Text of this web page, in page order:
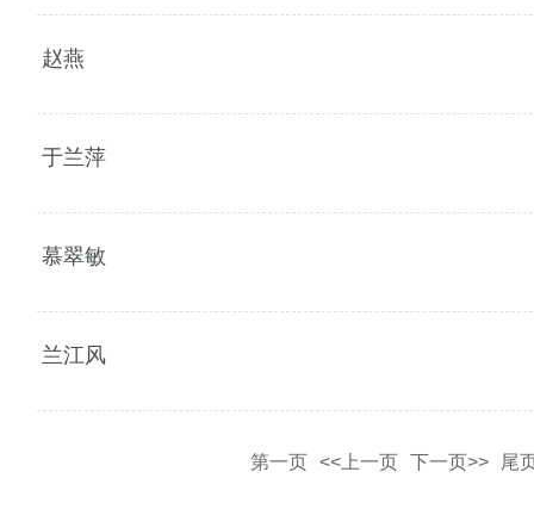
赵燕
于兰萍
慕翠敏
兰江风
第一页 <<上一页 下一页>> 尾